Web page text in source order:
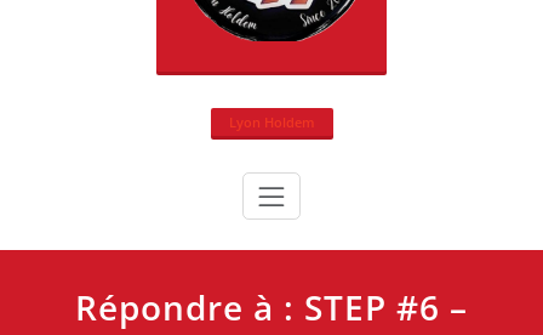
Lyon Holdem
Répondre à : STEP #6 –